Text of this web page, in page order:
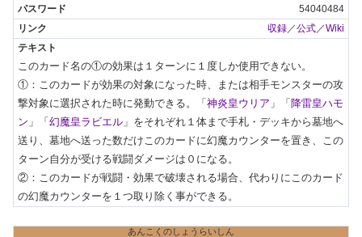
54040484
収録／公式／Wiki
このカード名の①の効果は１ターンに１度しか使用できない。
①：このカードが効果の対象になった時、または相手モンスターの攻
撃対象に選択された時に発動できる。「 神炎皇ウリア 」「 降雷皇ハモ
ン 」「 幻魔皇ラビエル 」をそれぞれ１体まで手札・デッキから墓地へ
送り、墓地へ送った数だけこのカードに幻魔カウンターを置き、この
ターン自分が受ける戦闘ダメージは０になる。
②：このカードが戦闘・効果で破壊される場合、代わりにこのカード
の幻魔カウンターを１つ取り除く事ができる。
あんこくのしょうらいしん